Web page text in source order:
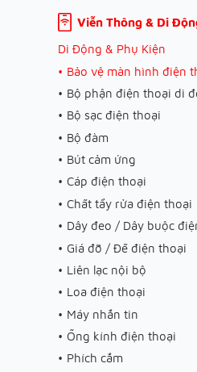
Viễn Thông & Di
Di Động & Phụ Kiện
Bảo vệ màn hình điện
Bộ phận điện thoại di
Bộ sạc điện thoại
Bộ đàm
Bút cảm ứng
Cáp điện thoại
Chất tẩy rửa điện thoại
Dây đeo / Dây buộc
Giá đỡ / Đế điện thoại
Liên lạc nội bộ
Loa điện thoại
Máy nhắn tin
Ống kính điện thoại
Phích cắm